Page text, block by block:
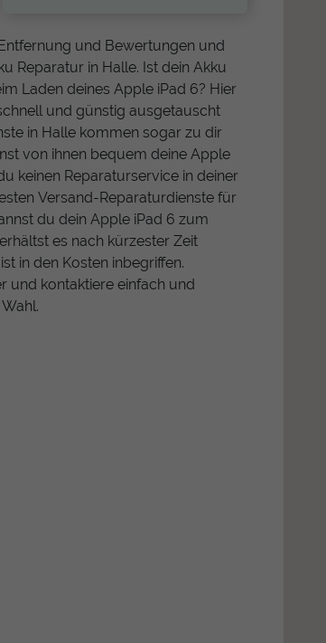
und Bewertungen und
Reparatur in Halle. Ist dein Akku
Laden deines Apple iPad 6? Hier
und günstig ausgetauscht
in Halle kommen sogar zu dir
von ihnen bequem deine Apple
keinen Reparaturservice in deiner
Versand-Reparaturdienste für
du dein Apple iPad 6 zum
es nach kürzester Zeit
in den Kosten inbegriffen.
und kontaktiere einfach und